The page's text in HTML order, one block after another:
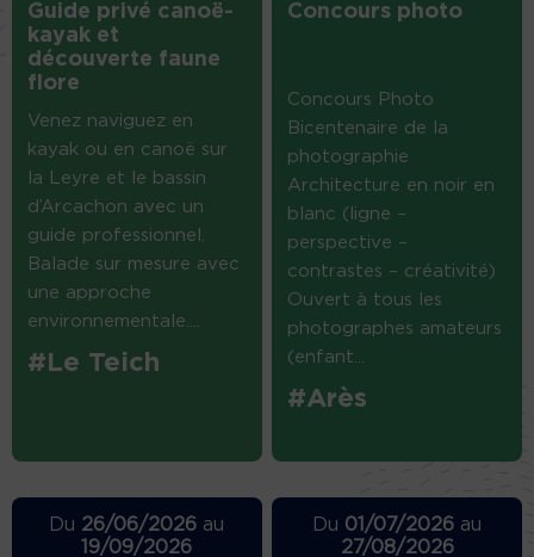
Guide privé canoë-
kayak et
découverte faune
flore
Venez naviguez en
kayak ou en canoë sur
la Leyre et le bassin
d’Arcachon avec un
guide professionnel.
Balade sur mesure avec
une approche
environnementale....
#Le Teich
Concours photo
Concours Photo
Bicentenaire de la
photographie
Architecture en noir en
blanc (ligne –
perspective –
contrastes – créativité)
Ouvert à tous les
photographes amateurs
(enfant...
#Arès
Du 26/06/2026 au
19/09/2026
Du 01/07/2026 au
27/08/2026